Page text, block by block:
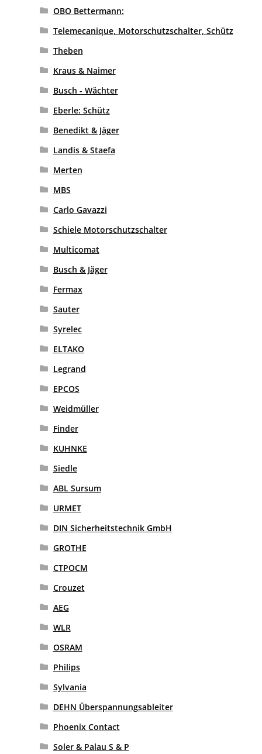
OBO Bettermann:
Telemecanique, Motorschutzschalter, Schütz
Theben
Kraus & Naimer
Busch - Wächter
Eberle: Schütz
Benedikt & Jäger
Landis & Staefa
Merten
MBS
Carlo Gavazzi
Schiele Motorschutzschalter
Multicomat
Busch & Jäger
Fermax
Sauter
Syrelec
ELTAKO
Legrand
EPCOS
Weidmüller
Finder
KUHNKE
Siedle
ABL Sursum
URMET
DIN Sicherheitstechnik GmbH
GROTHE
CTPOCM
Crouzet
AEG
WLR
OSRAM
Philips
Sylvania
DEHN Überspannungsableiter
Phoenix Contact
Soler & Palau S & P